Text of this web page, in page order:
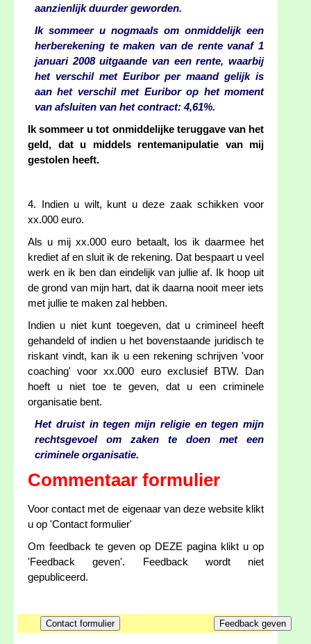
aanzienlijk duurder geworden.
Ik sommeer u nogmaals om onmiddelijk een
herberekening te maken van de rente vanaf 1
januari 2008 uitgaande van een rente, waarbij
het verschil met Euribor per maand gelijk is
aan het verschil met Euribor op het moment
van afsluiten van het contract: 4,61%.
Ik sommeer u tot onmiddelijke teruggave van het
geld, dat u middels rentemanipulatie van mij
gestolen heeft.
4. Indien u wilt, kunt u deze zaak schikken voor
xx.000 euro.
Als u mij xx.000 euro betaalt, los ik daarmee het
krediet af en sluit ik de rekening. Dat bespaart u veel
werk en ik ben dan eindelijk van jullie af. Ik hoop uit
de grond van mijn hart, dat ik daarna nooit meer iets
met jullie te maken zal hebben.
Indien u niet kunt toegeven, dat u crimineel heeft
gehandeld of indien u het bovenstaande juridisch te
riskant vindt, kan ik u een rekening schrijven 'voor
coaching' voor xx.000 euro exclusief BTW. Dan
hoeft u niet toe te geven, dat u een criminele
organisatie bent.
Het druist in tegen mijn religie en tegen mijn
rechtsgevoel om zaken te doen met een
criminele organisatie.
Commentaar formulier
Voor contact met de eigenaar van deze website klikt
u op 'Contact formulier'
Om feedback te geven op DEZE pagina klikt u op
'Feedback geven'. Feedback wordt niet
gepubliceerd.